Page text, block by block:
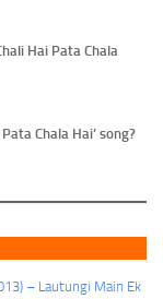
Hai Pata Chala
Chala Hai’ song?
– Lautungi Main Ek